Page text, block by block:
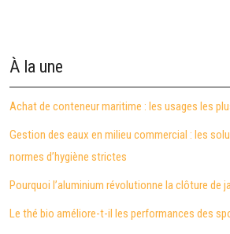
À la une
Achat de conteneur maritime : les usages les
Gestion des eaux en milieu commercial : les
normes d’hygiène strictes
Pourquoi l’aluminium révolutionne la clôture de
Le thé bio améliore-t-il les performances des